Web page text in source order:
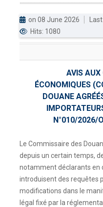
on 08 June 2026
Hits: 1080
AVIS AUX
ÉCONOMIQUES
DOUANE
N°010/2026/
Le Commissaire des
depuis un certain temps,
notamment déclarants en
introduisent des requêtes
modifications dans le
légal fixé par la